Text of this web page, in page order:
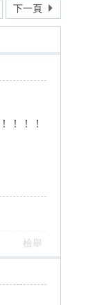
下一頁
！！！
檢舉